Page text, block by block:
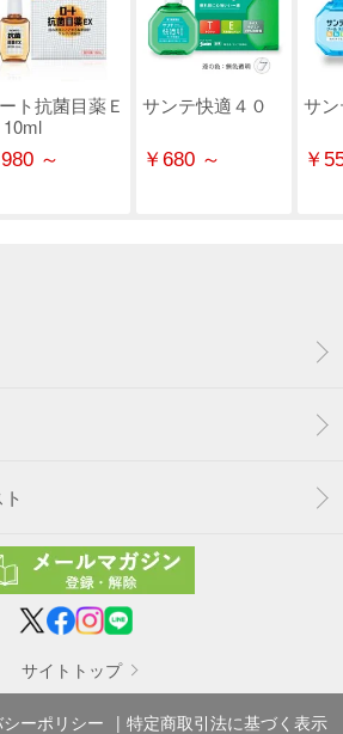
ト抗菌目薬Ｅ
10ml
～
サンテ快適４０
￥680 ～
サ
￥
サイトトップ
ーポリシー
特定商取引法に基づく表示